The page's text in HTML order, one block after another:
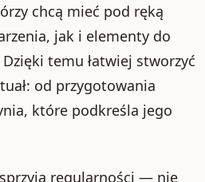
chcą mieć pod ręką
jak i elementy do
temu łatwiej stworzyć
od przygotowania
które podkreśla jego
regularności — nie